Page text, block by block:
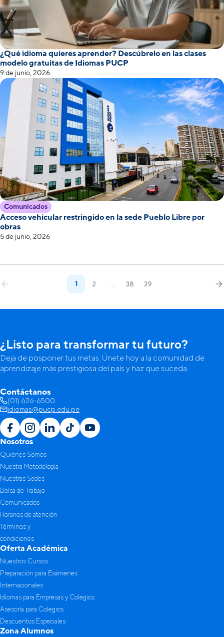
¿Qué idioma quieres aprender? Descúbrelo en las clases
modelo gratuitas de Idiomas PUCP
9 de junio, 2026
Comunicados
Acceso vehicular restringido en la sede Pueblo Libre por
obras
5 de junio, 2026
1 2 … 38 39
¿Listo para transformar tu futuro?
Deja de posponer tus metas. Únete hoy a la comunidad de
aprendizaje más prestigiosa del país y haz que suceda.
Contáctanos
(01) 626-6500
idiomas@pucp.edu.pe
Nosotros
Quiénes Somos
Nuestra Metodología
Nuestras Sedes
Bolsa de Trabajo
Comunicados
Horarios de atención
Términos y
condiciones
Oferta Académica
Nuestros Cursos
Preparación para Exámenes
Internacionales
Idiomas para Empresas y Colegios
Asesoría para Colegios
Descuentos Especiales
Zona Alumnos